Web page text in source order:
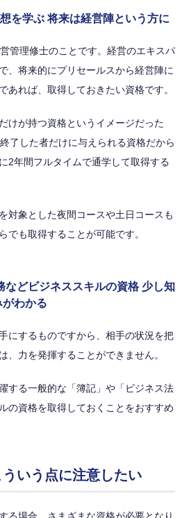
を学ぶ 将来は経営陣という方に
管理修士のことです。経営のエキスパ
、将来的にプリセールスから経営陣に
あれば、取得しておきたい資格です。
けが持つ資格というイメージだった
了した者だけに与えられる資格だから
2年間フルタイムで通学して取得する
対象とした夜間コースや土日コースも
でも取得することが可能です。
などビジネススキルの資格 少し知
わかる
にするものですから、相手の状況を把
、力を発揮することができません。
する一般的な「簿記」や「ビジネス法
の資格を取得しておくことをおすすめ
いう点に注意したい